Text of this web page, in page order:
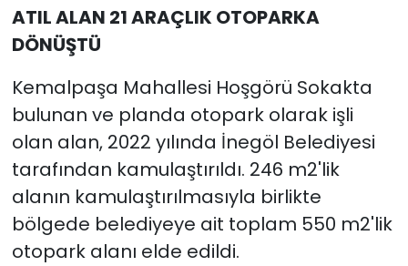
ATIL ALAN 21 ARAÇLIK OTOPARKA
DÖNÜŞTÜ
Kemalpaşa Mahallesi Hoşgörü Sokakta
bulunan ve planda otopark olarak işli
olan alan, 2022 yılında İnegöl Belediyesi
tarafından kamulaştırıldı. 246 m2'lik
alanın kamulaştırılmasıyla birlikte
bölgede belediyeye ait toplam 550 m2'lik
otopark alanı elde edildi.